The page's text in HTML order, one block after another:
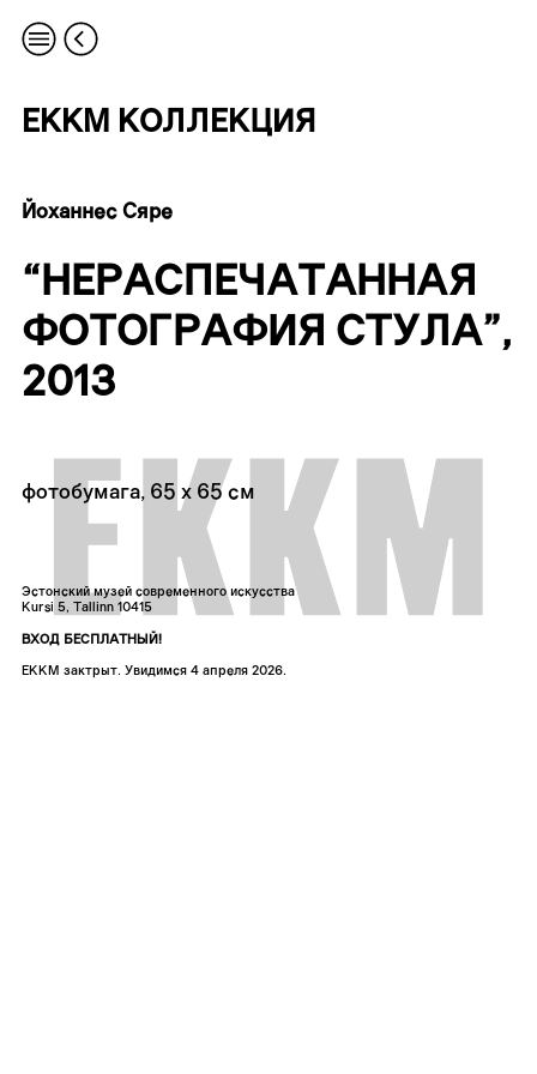
EKKM КОЛЛЕКЦИЯ
Йоханнес Сяре
“НЕРАСПЕЧАТАННАЯ
ФОТОГРАФИЯ СТУЛА”,
2013
фотобумага, 65 x 65 см
Эстонский музей современного искусства
Kursi 5, Tallinn 10415
ВХОД БЕСПЛАТНЫЙ!
ЕККМ зактрыт. Увидимся 4 апреля 2026.